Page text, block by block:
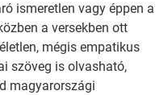
ismeretlen vagy éppen a
a versekben ott
mégis empatikus
szöveg is olvasható,
magyarországi